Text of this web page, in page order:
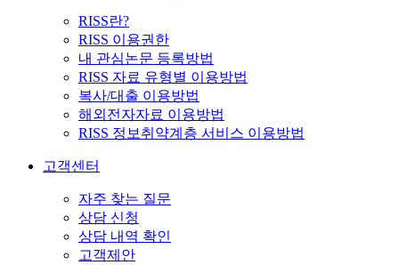
RISS란?
RISS 이용권한
내 관심논문 등록방법
RISS 자료 유형별 이용방법
복사/대출 이용방법
해외전자자료 이용방법
RISS 정보취약계층 서비스 이용방법
고객센터
자주 찾는 질문
상담 신청
상담 내역 확인
고객제안